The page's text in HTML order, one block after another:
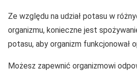
Ze względu na udział potasu w
organizmu, konieczne jest
potasu, aby organizm funkcjonował
Możesz zapewnić organizmowi